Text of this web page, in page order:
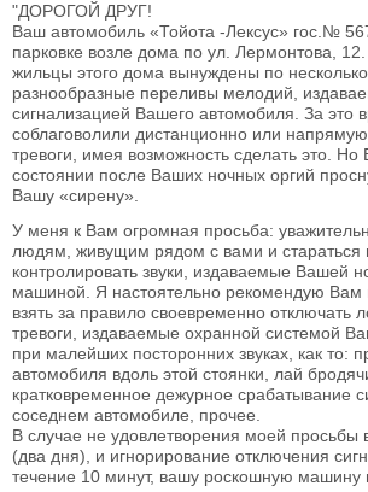
"ДОРОГОЙ ДРУГ!
Ваш автомобиль «Тойота -Лексус» гос.№
парковке возле дома по ул. Лермонтова,
жильцы этого дома вынуждены по
разнообразные переливы мелодий,
сигнализацией Вашего автомобиля. За это
соблаговолили дистанционно или
тревоги, имея возможность сделать это.
состоянии после Ваших ночных оргий
Вашу «сирену».
У меня к Вам огромная просьба:
людям, живущим рядом с вами и стараться
контролировать звуки, издаваемые Вашей
машиной. Я настоятельно рекомендую Вам
взять за правило своевременно отключать
тревоги, издаваемые охранной системой
при малейших посторонних звуках, как то:
автомобиля вдоль этой стоянки, лай
кратковременное дежурное срабатывание
соседнем автомобиле, прочее.
В случае не удовлетворения моей
(два дня), и игнорирование отключения
течение 10 минут, вашу роскошную машину